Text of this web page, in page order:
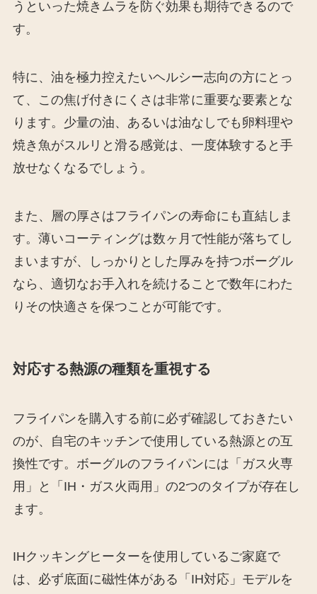
うといった焼きムラを防ぐ効果も期待できるので
す。
特に、油を極力控えたいヘルシー志向の方にとっ
て、この焦げ付きにくさは非常に重要な要素とな
ります。少量の油、あるいは油なしでも卵料理や
焼き魚がスルリと滑る感覚は、一度体験すると手
放せなくなるでしょう。
また、層の厚さはフライパンの寿命にも直結しま
す。薄いコーティングは数ヶ月で性能が落ちてし
まいますが、しっかりとした厚みを持つボーグル
なら、適切なお手入れを続けることで数年にわた
りその快適さを保つことが可能です。
対応する熱源の種類を重視する
フライパンを購入する前に必ず確認しておきたい
のが、自宅のキッチンで使用している熱源との互
換性です。ボーグルのフライパンには「ガス火専
用」と「IH・ガス火両用」の2つのタイプが存在し
ます。
IHクッキングヒーターを使用しているご家庭で
は、必ず底面に磁性体がある「IH対応」モデルを